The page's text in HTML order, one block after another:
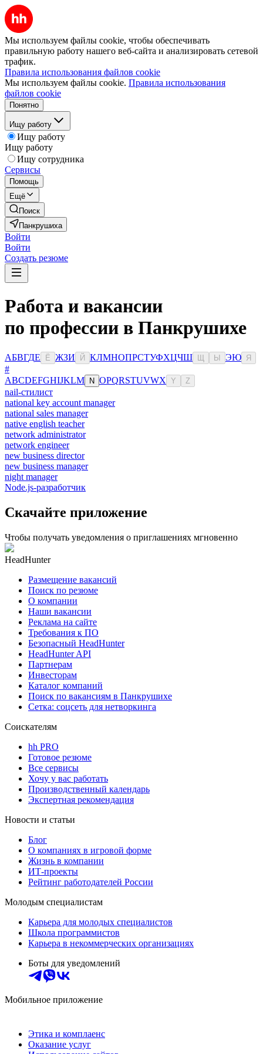
Мы используем файлы cookie, чтобы обеспечивать
правильную работу нашего веб-сайта и анализировать сетевой
трафик.
Правила использования файлов cookie
Мы используем файлы cookie. Правила использования
файлов cookie
Понятно
Ищу работу
Ищу работу
Ищу работу
Ищу сотрудника
Сервисы
Помощь
Ещё
Поиск
Панкрушиха
Войти
Войти
Создать резюме
Работа и вакансии
по профессии в Панкрушихе
АБВГДЕ Ё ЖЗИ Й КЛМНОПРСТУФХЦЧШ Ы ЭЮ Я
#
ABCDEFGHIJKLM N OPQRSTUVWX Y Z
nail-стилист
national key account manager
national sales manager
native english teacher
network administrator
network engineer
new business director
new business manager
night manager
Node.js-разработчик
Скачайте приложение
Чтобы получать уведомления о приглашениях мгновенно
HeadHunter
Размещение вакансий
Поиск по резюме
О компании
Наши вакансии
Реклама на сайте
Требования к ПО
Безопасный HeadHunter
HeadHunter API
Партнерам
Инвесторам
Каталог компаний
Поиск по вакансиям в Панкрушихе
Сетка: соцсеть для нетворкинга
Соискателям
hh PRO
Готовое резюме
Все сервисы
Хочу у вас работать
Производственный календарь
Экспертная рекомендация
Новости и статьи
Блог
О компаниях в игровой форме
Жизнь в компании
ИТ-проекты
Рейтинг работодателей России
Молодым специалистам
Карьера для молодых специалистов
Школа программистов
Карьера в некоммерческих организациях
Боты для уведомлений
Мобильное приложение
Этика и комплаенс
Оказание услуг